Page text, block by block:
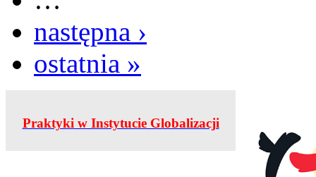
następna ›
ostatnia »
Praktyki w Instytucie Globalizacji